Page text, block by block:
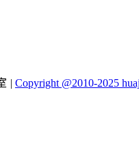
| Copyright @2010-2025